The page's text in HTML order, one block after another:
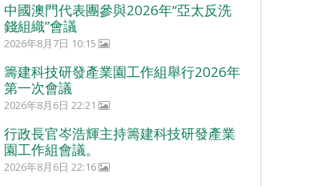
中國澳門代表團參與2026年“亞太反洗
錢組織”會議
2026年8月7日 10:15
籌建科技研發產業園工作組舉行2026年
第一次會議
2026年8月6日 22:21
行政長官岑浩輝主持籌建科技研發產業
園工作組會議。
2026年8月6日 22:16